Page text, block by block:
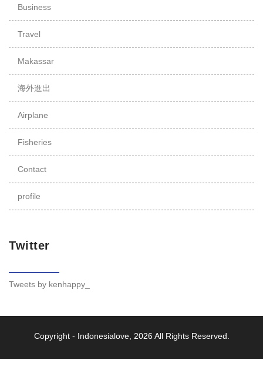
Business
Travel
Makassar
海外進出
Airplane
Fisheries
Contact
profile
Twitter
Tweets by kenhappy_
Copyright - Indonesialove, 2026 All Rights Reserved.